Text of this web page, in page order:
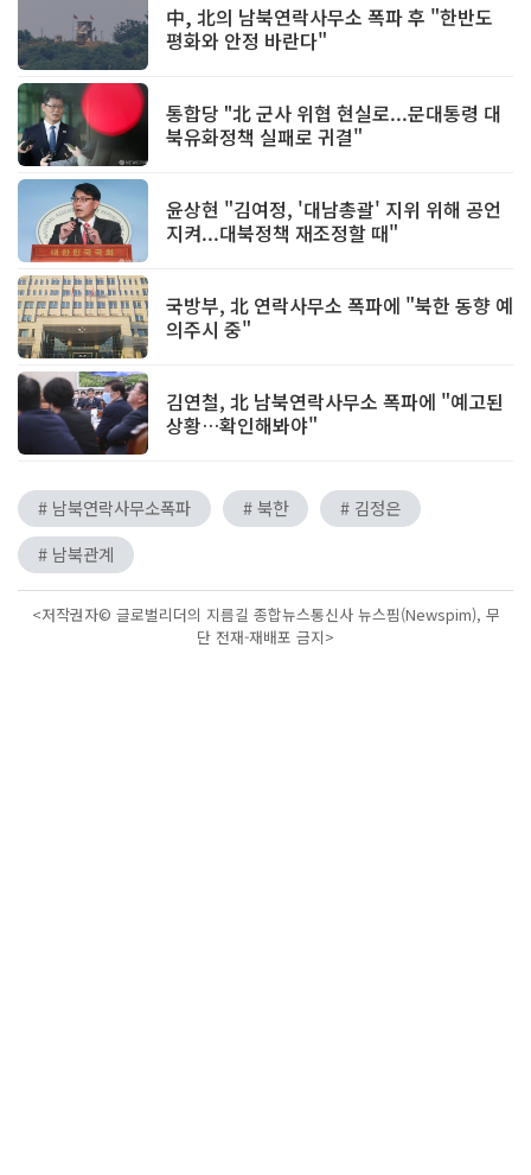
中, 北의 남북연락사무소 폭파 후 "한반도
평화와 안정 바란다"
통합당 "北 군사 위협 현실로...문대통령 대
북유화정책 실패로 귀결"
윤상현 "김여정, '대남총괄' 지위 위해 공언
지켜...대북정책 재조정할 때"
국방부, 北 연락사무소 폭파에 "북한 동향 예
의주시 중"
김연철, 北 남북연락사무소 폭파에 "예고된
상황…확인해봐야"
# 남북연락사무소폭파 # 북한
# 김정은
# 남북관계
<저작권자© 글로벌리더의 지름길 종합뉴스통신사 뉴스핌(Newspim), 무
단 전재-재배포 금지>